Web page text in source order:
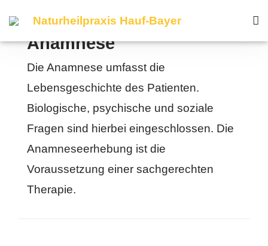
Naturheilpraxis Hauf-Bayer
DIAGNOSE
Anamnese
Die Anamnese umfasst die
Lebensgeschichte des Patienten.
Biologische, psychische und soziale
Fragen sind hierbei eingeschlossen. Die
Anamneseerhebung ist die
Voraussetzung einer sachgerechten
Therapie.